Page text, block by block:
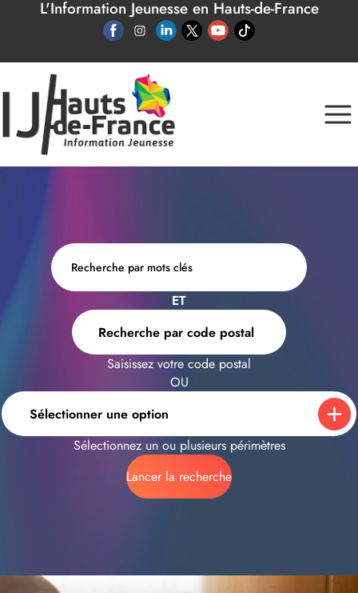
Panneau de gestion des cookies
L'Information Jeunesse en Hauts-de-France
ET
Recherche par code postal
Saisissez votre code postal
OU
Sélectionner une option
Sélectionnez un ou plusieurs périmètres
Lancer la recherche